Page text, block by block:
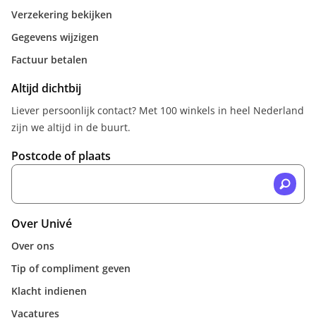
Verzekering bekijken
Gegevens wijzigen
Factuur betalen
Altijd dichtbij
Liever persoonlijk contact? Met 100 winkels in heel Nederland
zijn we altijd in de buurt.
Postcode of plaats
Over Univé
Over ons
Tip of compliment geven
Klacht indienen
Vacatures